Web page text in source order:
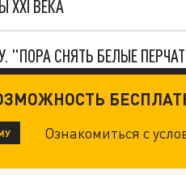
XXI ВЕКА
"ПОРА СНЯТЬ БЕЛЫЕ
ОТ БОЕВИКОВ
Ознакомиться с